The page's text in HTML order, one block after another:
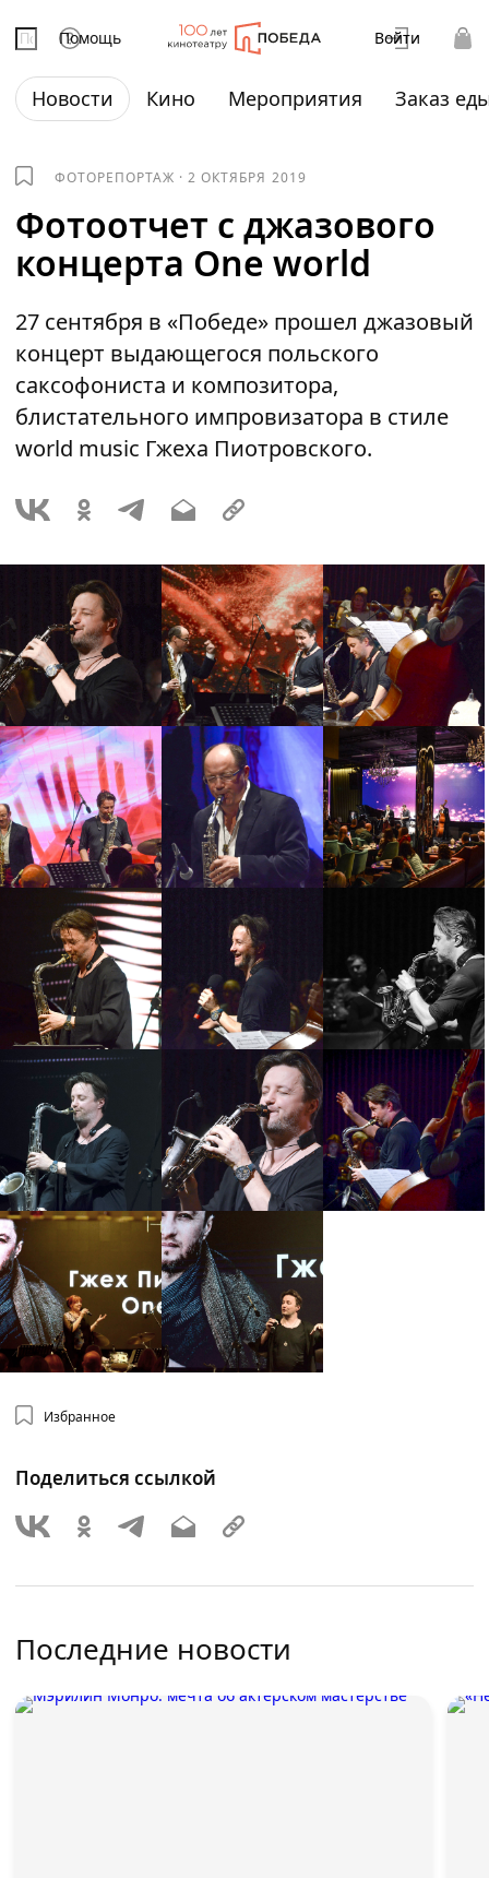
Помощь Войти
Новости Кино Мероприятия Заказ
ФОТОРЕПОРТАЖ ·2 ОКТЯБРЯ 2019
Фотоотчет с джазового
концерта One world
27 сентября в «Победе» прошел джазовый
концерт выдающегося польского
саксофониста и композитора,
блистательного импровизатора в стиле
world music Гжеха Пиотровского.
Избранное
Поделиться ссылкой
Последние новости